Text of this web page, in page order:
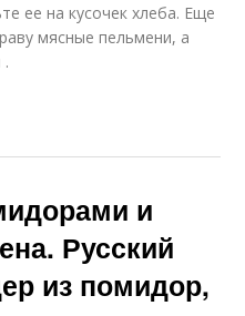
ее на кусочек хлеба. Еще
мясные пельмени, а
и
Русский
из помидор,